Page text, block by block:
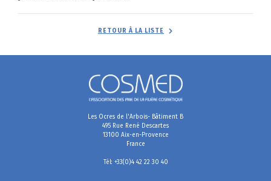
RETOUR À LA LISTE
Les Ocres de l'Arbois- Bâtiment B
495 Rue René Descartes
13100 Aix-en-Provence
France
Tél: +33(0)4 42 22 30 40